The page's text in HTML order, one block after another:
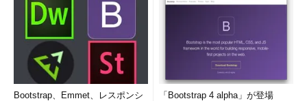
Bootstrap、Emmet、レスポンシ
「Bootstrap 4 alpha」が登場